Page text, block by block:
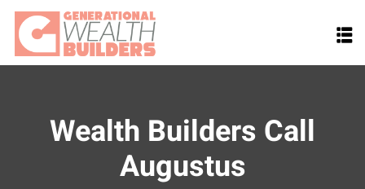
Skip
content
Wealth Builders Call
Augustus